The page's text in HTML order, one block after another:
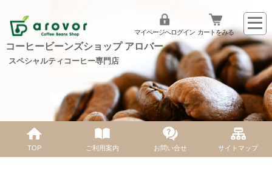
コーヒービーンズショップ アロバー
スペシャルティコーヒー専門店
マイページへログイン カートをみる
TOP ご利用案内 お問い合せ サイトマップ